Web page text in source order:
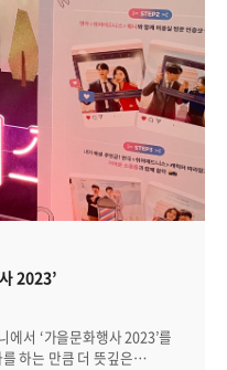
사내 동호회를 적극
임 등 다양한 활동을 함께
를 제공하고 있습니다.
의 자기개발을 지원하기 위해
원합니다. 또한 도서 구입비도
속적으로 발전시킬 수 있는
지 및 콘도 회원권 운영 등
. "마음껏 골라
있어서, 더 만족스러워요. 사실
구성원의 소감도 들어볼 수
웃음이 이어졌습니다.
제 같은 저녁이었습니다. │
동 난타
공연이 펼쳐졌습니다. 저녁
간 내내 박수와 웃음이 끊이지
타악기 연주와 아크로바틱을
. 상모돌리기, 사자춤,
정과 동작만으로 무대를 가득
간이 있었는데요. 메인
기억에 오래 남는 추억도
2023’
서 ‘가을문화행사 2023’를
하는 만큼 더 뜻깊은